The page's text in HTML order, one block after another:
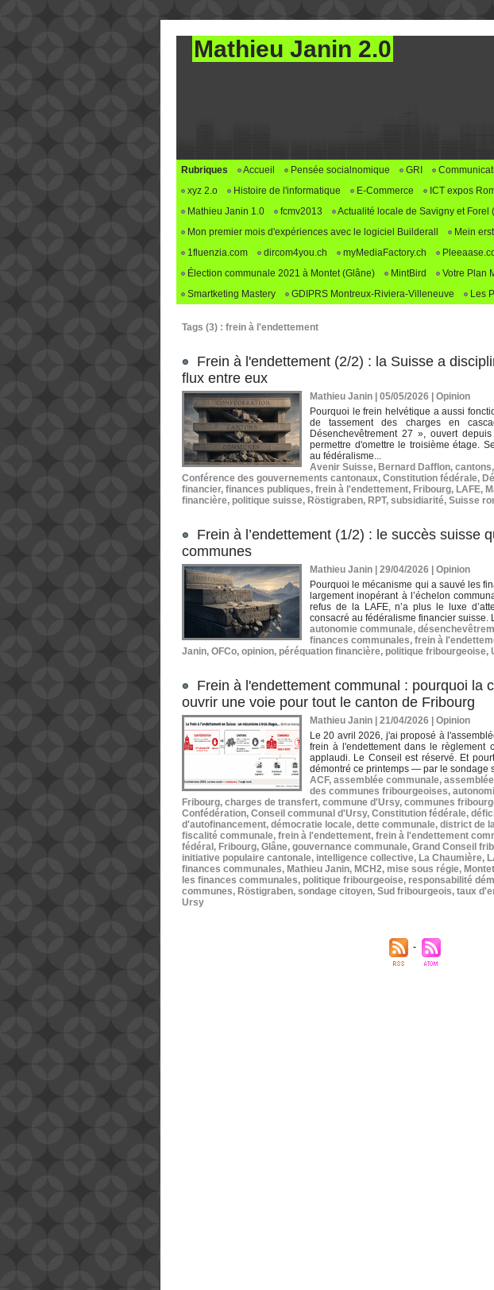
Mathieu Janin 2.0
Rubriques Accueil Pensée socialnomique GRI
xyz 2.o
Histoire de l'informatique E-Commerce ICT expos
Mathieu Janin 1.0
fcmv2013
Actualité locale de Savigny et
Mon premier mois d'expériences avec le logiciel Builderall
Mein
1fluenzia.com
dircom4you.ch myMediaFactory.ch
Élection communale 2021 à Montet (Glâne)
MintBird Votre Plan
Smartketing Mastery
GDIPRS Montreux-Riviera-Villeneuve Les
Tags (3) : frein à l'endettement
Frein à l'endettement (2/2) : la Suisse a
flux entre eux
Mathieu Janin | 05/05/2026
Opinion
Pourquoi le frein helvétique a aussi
de tassement des charges en
Désenchevêtrement 27 », ouvert
permettre d'omettre le troisième étage.
au fédéralisme...
Avenir Suisse, Bernard Dafflon, cantons,
Conférence des gouvernements cantonaux, Constitution fédérale,
financier, finances publiques, frein à l'endettement, Fribourg, LAFE,
financière, politique suisse, Röstigraben, RPT, subsidiarité, Suisse
Frein à l’endettement (1/2) : le succès suisse
communes
Mathieu Janin | 29/04/2026
Opinion
Pourquoi le mécanisme qui a sauvé les
largement inopérant à l’échelon
refus de la LAFE, n’a plus le luxe
consacré au fédéralisme financier suisse.
autonomie communale,
finances communales, frein à
Janin, OFCo, opinion, péréquation financière, politique fribourgeoise,
Frein à l'endettement communal : pourquoi la
ouvrir une voie pour tout le canton de Fribourg
Mathieu Janin | 21/04/2026
Opinion
Le 20 avril 2026, j'ai proposé à
frein à l'endettement dans le règlement
applaudi. Le Conseil est réservé. Et
démontré ce printemps — par le sondage
ACF, assemblée communale,
des communes fribourgeoises,
Fribourg, charges de transfert, commune d'Ursy, communes
Confédération, Conseil communal d'Ursy, Constitution fédérale,
d'autofinancement, démocratie locale, dette communale, district de
fiscalité communale, frein à l'endettement, frein à l'endettement
fédéral , Fribourg, Glâne, gouvernance communale, Grand Conseil
initiative populaire cantonale, intelligence collective, La Chaumière,
finances communales, Mathieu Janin, MCH2, mise sous régie, Montet
les finances communales, politique fribourgeoise, responsabilité
communes, Röstigraben, sondage citoyen, Sud fribourgeois, taux
Ursy